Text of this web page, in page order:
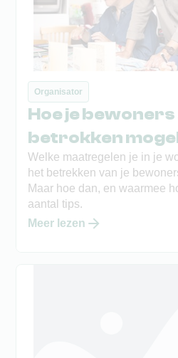
Organisator
Hoe je bewoners
betrokken
Welke maatregelen je in je
het betrekken van je
Maar hoe dan, en waarmee
aantal tips.
Meer lezen